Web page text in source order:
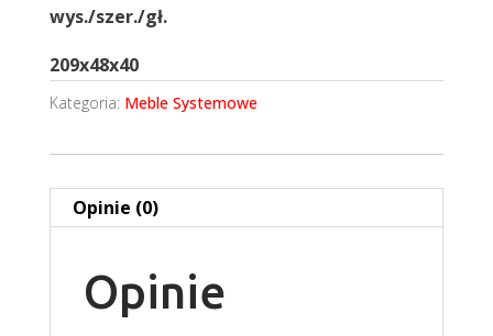
wys./szer./gł.
209x48x40
Kategoria: Meble Systemowe
Opinie (0)
Opinie